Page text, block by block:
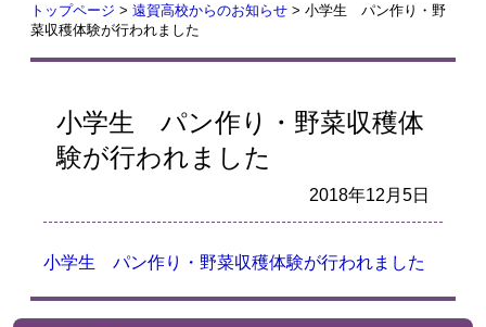
トップページ > 遠賀高校からのお知らせ > 小学生 パン作り・野
菜収穫体験が行われました
小学生 パン作り・野菜収穫体
験が行われました
2018年12月5日
小学生 パン作り・野菜収穫体験が行われました